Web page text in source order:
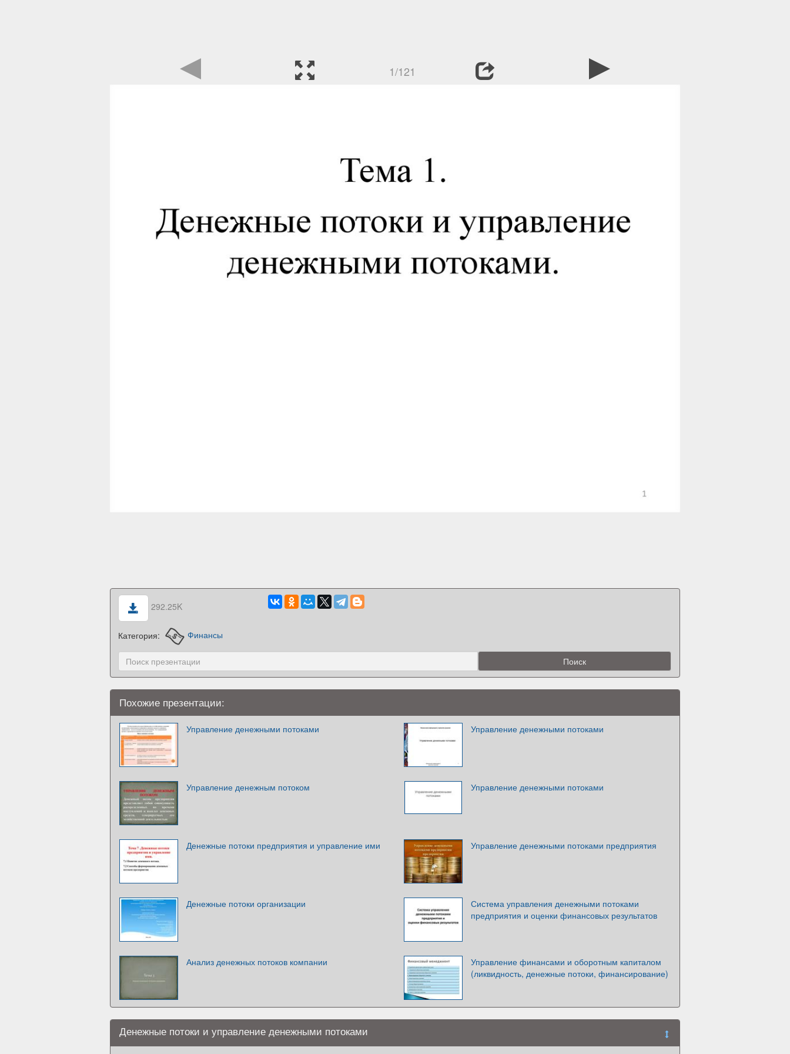
1/121
292.25K
Категория: Финансы
Похожие презентации:
Управление денежными потоками Управление денежными потоками
Управление денежным потоком Управление денежными потоками
Денежные потоки предприятия и управление ими Управление денежными потоками предприятия
Денежные потоки организации
Система управления денежными потоками
предприятия и оценки финансовых результатов
Анализ денежных потоков компании
Управление финансами и оборотным капиталом
(ликвидность, денежные потоки, финансирование)
Денежные потоки и управление денежными потоками